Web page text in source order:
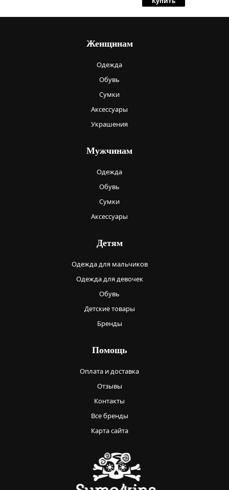
Женщинам
Одежда
Обувь
Сумки
Аксессуары
Украшения
Мужчинам
Одежда
Обувь
Сумки
Аксессуары
Детям
Одежда для мальчиков
Одежда для девочек
Обувь
Детские товары
Бренды
Помощь
Оплата и доставка
Отзывы
Контакты
Все бренды
Карта сайта